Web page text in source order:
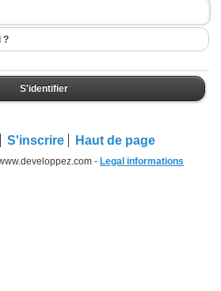
?
S'identifier
S'inscrire Haut de page
- Legal informations